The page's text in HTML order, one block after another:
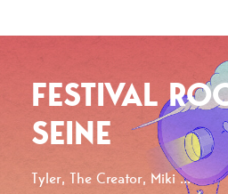
FESTIVAL
SEINE
Tyler, The Creator, Miki ...